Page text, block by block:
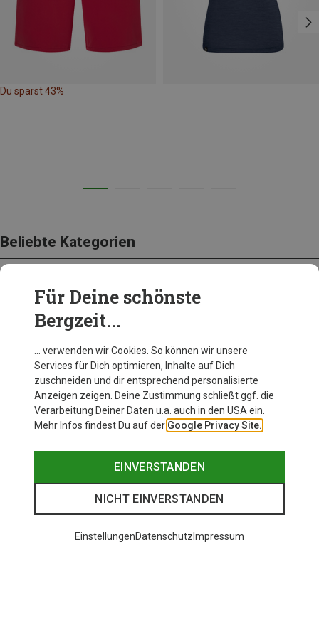
Du sparst 43%
Beliebte Kategorien
BEKLEIDUNG
Für Deine schönste
Bergzeit...
… verwenden wir Cookies. So können wir unsere
Services für Dich optimieren, Inhalte auf Dich
zuschneiden und dir entsprechend personalisierte
Anzeigen zeigen. Deine Zustimmung schließt ggf. die
Verarbeitung Deiner Daten u.a. auch in den USA ein.
Mehr Infos findest Du auf der Google Privacy Site.
EINVERSTANDEN
NICHT EINVERSTANDEN
EinstellungenDatenschutz Impressum